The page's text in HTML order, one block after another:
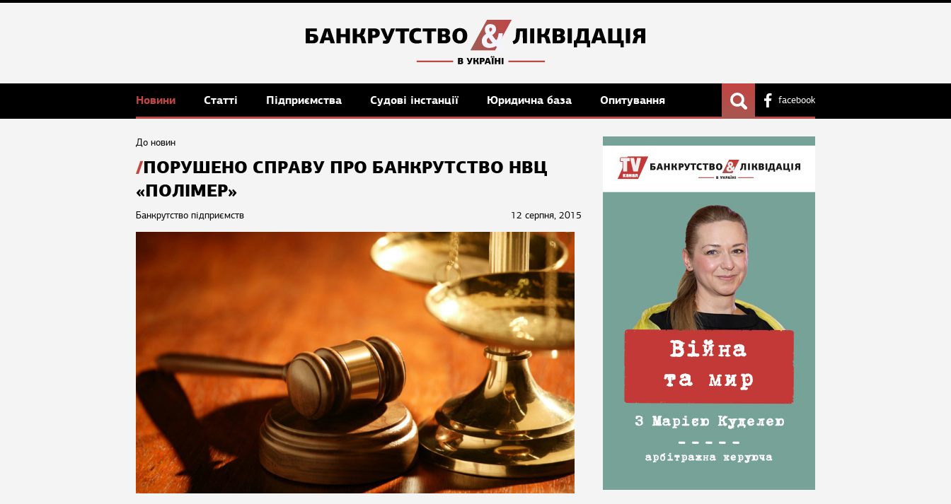
Новини Статті Підприємства Судові інстанції Юридична база Опитування facebook
До новин
ПОРУШЕНО СПРАВУ ПРО БАНКРУТСТВО НВЦ
«ПОЛІМЕР»
12 серпня, 2015
Банкрутство підприємств